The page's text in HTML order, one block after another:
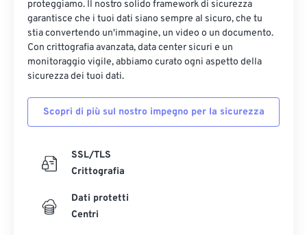
proteggiamo. Il nostro solido framework di sicurezza
garantisce che i tuoi dati siano sempre al sicuro, che tu
stia convertendo un'immagine, un video o un documento.
Con crittografia avanzata, data center sicuri e un
monitoraggio vigile, abbiamo curato ogni aspetto della
sicurezza dei tuoi dati.
Scopri di più sul nostro impegno per la sicurezza
SSL/TLS
Crittografia
Dati protetti
Centri